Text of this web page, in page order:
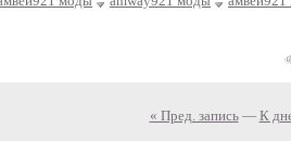
« Пред. запись— К